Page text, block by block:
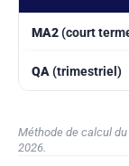
MA2(court
QA (trimestriel)
Méthode de calcul du
2026.